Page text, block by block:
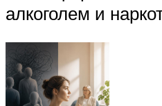
алкоголем и